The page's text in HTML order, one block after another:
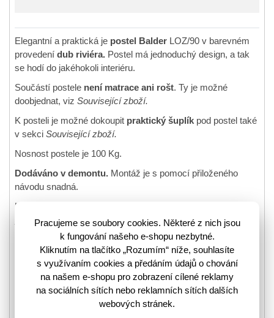
Elegantní a praktická je postel Balder LOZ/90 v barevném
provedení dub riviéra. Postel má jednoduchý design, a tak
se hodí do jakéhokoli interiéru.
Součástí postele není matrace ani rošt. Ty je možné
doobjednat, viz Související zboží.
K posteli je možné dokoupit praktický šuplík pod postel také
v sekci Související zboží.
Nosnost postele je 100 Kg.
Dodáváno v demontu. Montáž je s pomocí přiloženého
návodu snadná.
Kolekce nábytku
jednoduchost a moderní vzhledinteriéru. Zajímavý design
podporují zesílené čelní hrany korpusu a elegantní úchyty,
které dávají jednotlivým kusům punc originality.Balderse
vyrábí v barevné kombinacídub riviéra a bílý lesk, což
umožňuje libovolně jej kombinovat s doplňky v interiéru.
Tento nábytek se perfektně hodí doobývacího či
studentského pokoje nebo ložnice.
Pracujeme se soubory cookies. Některé z nich jsou
k fungování našeho e-shopu nezbytné.
Kliknutím na tlačítko „Rozumím“ níže, souhlasíte
s využívaním cookies a předáním údajů o chování
na našem e-shopu pro zobrazení cílené reklamy
na sociálních sítích nebo reklamních sítích dalších
webových stránek.